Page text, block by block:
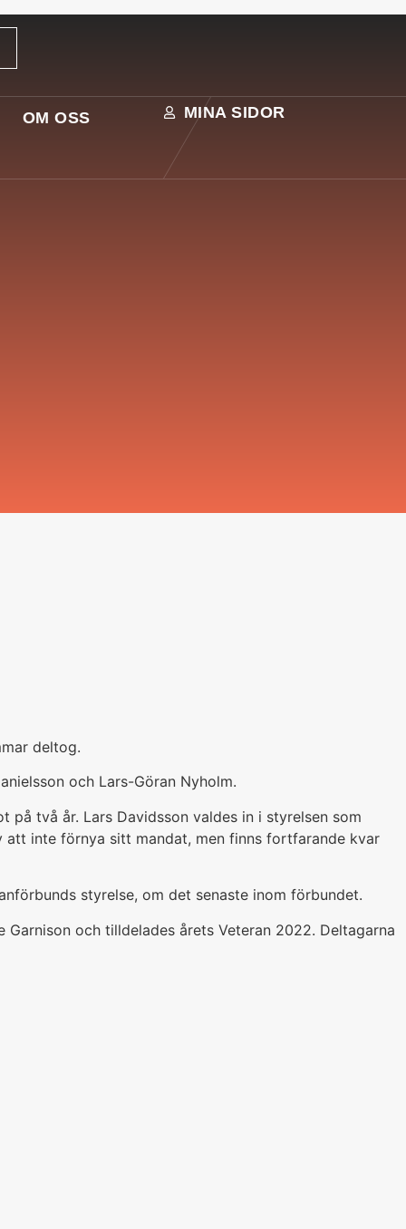
OM OSS
MINA SIDOR
deltog.
och Lars-Göran Nyholm.
på två år. Lars Davidsson valdes in i styrelsen som
inte förnya sitt mandat, men finns fortfarande kvar
styrelse, om det senaste inom förbundet.
och tilldelades årets Veteran 2022. Deltagarna